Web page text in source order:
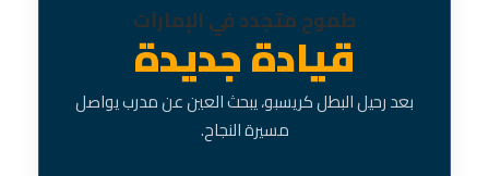
طموح متجدد في الإمارات
قيادة جديدة
بعد رحيل البطل كريسبو، يبحث العين عن مدرب يواصل
مسيرة النجاح.